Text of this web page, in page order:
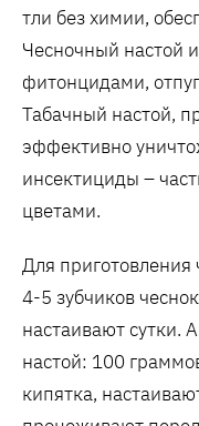
тли без химии‚
Чесночный настой
фитонцидами‚
Табачный настой‚
эффективно
инсектициды –
цветами.
Для приготовления
4-5 зубчиков
настаивают сутки.
настой: 100
кипятка‚